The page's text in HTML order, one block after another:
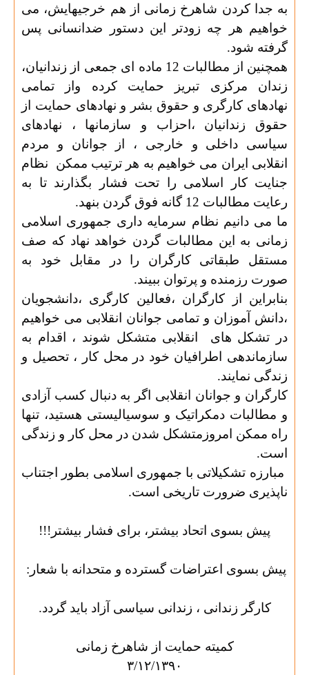
به جدا کردن شاهرخ زمانی از هم خرجیهایش، می
خواهیم هر چه زودتر این دستور ضدانسانی پس
گرفته شود.
همچنین از مطالبات 12 ماده ای جمعی از زندانیان،
زندان مرکزی تبریز حمایت کرده واز تمامی
نهادهای کارگری و حقوق بشر و نهادهای حمایت از
حقوق زندانیان ،احزاب و سازمانها ، نهادهای
سیاسی داخلی و خارجی ، از جوانان و مردم
انقلابی ایران می خواهیم به هر ترتیب ممکن
نظام
جنایت کار اسلامی را تحت فشار بگذارند تا به
رعایت مطالبات 12 گانه فوق گردن بنهد
.
ما می دانیم نظام سرمایه داری جمهوری اسلامی
زمانی به این مطالبات گردن خواهد نهاد که صف
مستقل طبقاتی کارگران را در مقابل خود به
صورت رزمنده و پرتوان ببیند.
بنابراین از کارگران ،فعالین کارگری ،دانشجویان
،دانش آموزان و تمامی جوانان انقلابی می خواهیم
در تشکل های
انقلابی متشکل شوند ، اقدام به
سازماندهی اطرافیان خود در محل کار ، تحصیل و
زندگی نمایند.
کارگران و جوانان انقلابی اگر به دنبال کسب آزادی
و مطالبات دمکراتیک و سوسیالیستی هستید، تنها
راه ممکن امروزمتشکل شدن در محل کار و زندگی
است.
مبارزه تشکیلاتی با جمهوری اسلامی بطور اجتناب
ناپذیری ضرورت تاریخی است.
پیش بسوی اتحاد بیشتر، برای فشار بیشتر !!!
پیش بسوی اعتراضات گسترده و متحدانه با شعار :
کارگر زندانی ، زندانی سیاسی آزاد باید گردد.
کمیته حمایت از شاهرخ زمانی
۳/۱۲/۱۳۹۰